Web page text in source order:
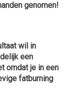
genomen!
wil in
een
omdat je in een
fatburning